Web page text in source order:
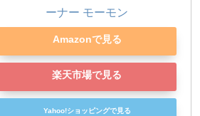
ーナー モーモン
Amazonで見る
楽天市場で見る
Yahoo!ショッピングで見る